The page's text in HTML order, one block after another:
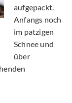
aufgepackt.
Anfangs noch
im patzigen
Schnee und
über